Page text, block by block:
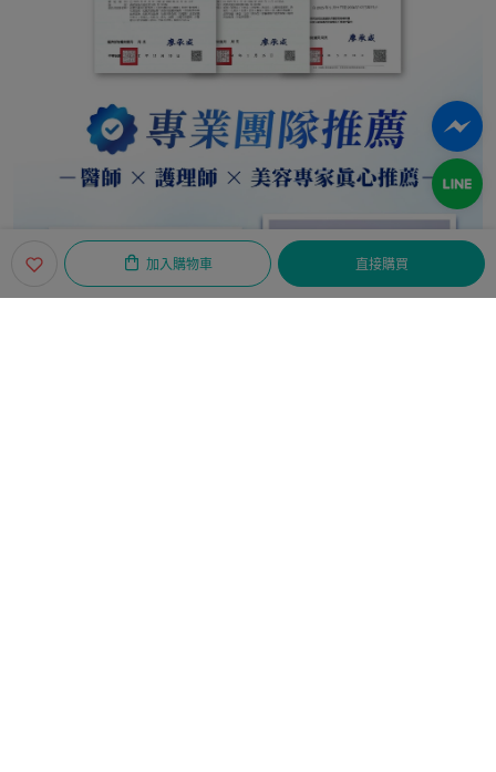
加入購物車 直接購買